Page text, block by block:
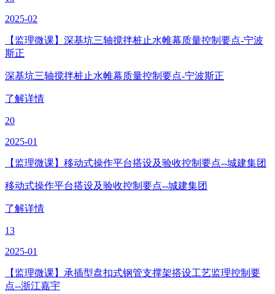
2025-02
【监理微课】深基坑三轴搅拌桩止水帷幕质量控制要点-宁波
斯正
深基坑三轴搅拌桩止水帷幕质量控制要点-宁波斯正
了解详情
20
2025-01
【监理微课】移动式操作平台搭设及验收控制要点--城建集团
移动式操作平台搭设及验收控制要点--城建集团
了解详情
13
2025-01
【监理微课】承插型盘扣式钢管支撑架搭设工艺监理控制要
点--浙江嘉宇